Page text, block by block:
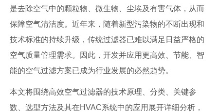
是去除空气中的颗粒物、微生物、尘埃及有害气体，从而
保障空气清洁度。近年来，随着新型污染物的不断出现和
技术标准的持续升级，传统过滤器已难以满足日益严格的
空气质量管理需求。因此，开发并应用更高效、节能、智
能的空气过滤方案已成为行业发展的必然趋势。
本文将围绕高效空气过滤器的技术原理、分类、关键参
数、选型方法及其在HVAC系统中的应用展开详细分析，